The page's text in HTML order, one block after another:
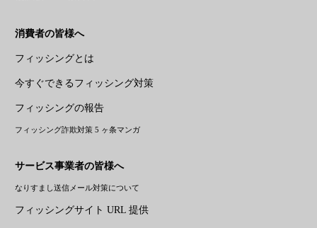
消費者の皆様へ
フィッシングとは
今すぐできるフィッシング対策
フィッシングの報告
フィッシング詐欺対策 5 ヶ条マンガ
サービス事業者の皆様へ
なりすまし送信メール対策について
フィッシングサイト URL 提供